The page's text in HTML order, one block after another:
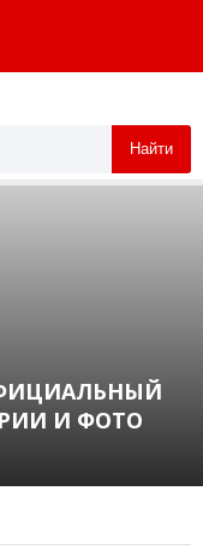
Найти
И ФОТО